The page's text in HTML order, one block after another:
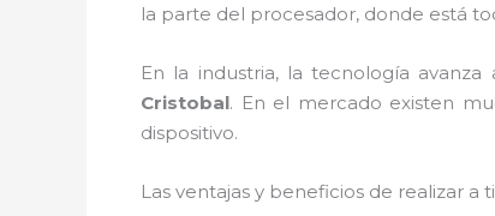
la parte del procesador, donde está
En la industria, la tecnología
Cristobal. En el mercado existen
dispositivo.
Las ventajas y beneficios de realizar a